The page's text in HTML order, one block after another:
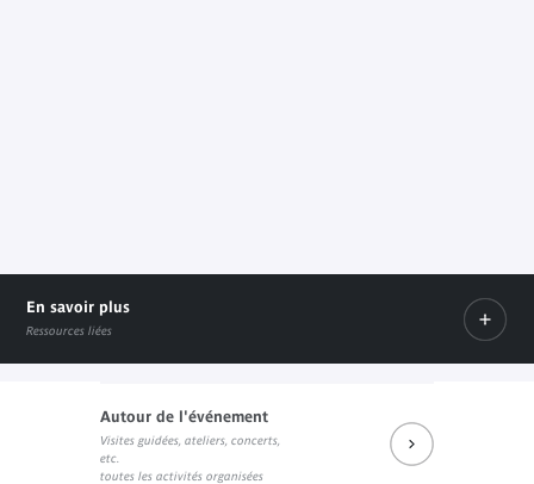
En savoir plus
Ressources liées
Prochains rendez-vous du salon de lecture J.K.
Lien externe
Réécouter les dernières rencontres
Autour de l'événement
Visites guidées, ateliers, concerts,
etc.
toutes les activités organisées